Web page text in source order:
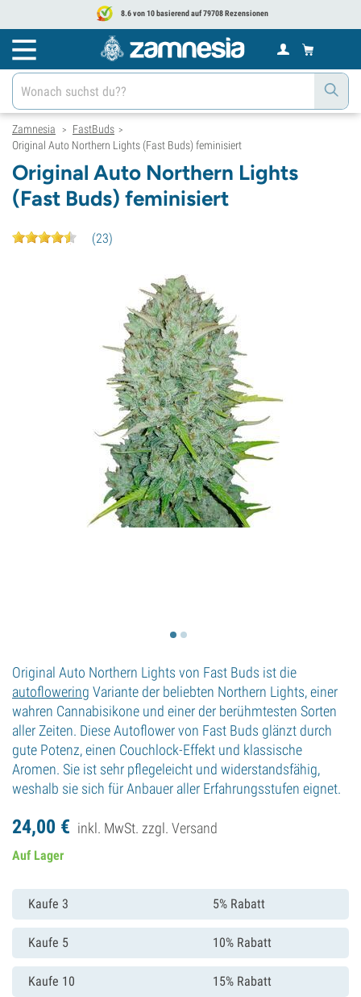
8.6 von 10 basierend auf 79708 Rezensionen
Zamnesia > FastBuds >
Original Auto Northern Lights (Fast Buds) feminisiert
Original Auto Northern Lights
(Fast Buds) feminisiert
(23)
Original Auto Northern Lights von Fast Buds ist die
autoflowering Variante der beliebten Northern Lights, einer
wahren Cannabisikone und einer der berühmtesten Sorten
aller Zeiten. Diese Autoflower von Fast Buds glänzt durch
gute Potenz, einen Couchlock-Effekt und klassische
Aromen. Sie ist sehr pflegeleicht und widerstandsfähig,
weshalb sie sich für Anbauer aller Erfahrungsstufen eignet.
24,00 € inkl. MwSt. zzgl. Versand
Auf Lager
Kaufe 3 5% Rabatt
Kaufe 5 10% Rabatt
Kaufe 10 15% Rabatt